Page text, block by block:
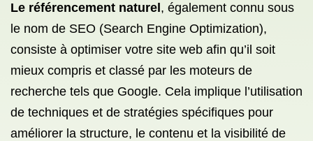
Le référencement naturel , également connu sous
le nom de SEO (Search Engine Optimization),
consiste à optimiser votre site web afin qu’il soit
mieux compris et classé par les moteurs de
recherche tels que Google. Cela implique l’utilisation
de techniques et de stratégies spécifiques pour
améliorer la structure, le contenu et la visibilité de